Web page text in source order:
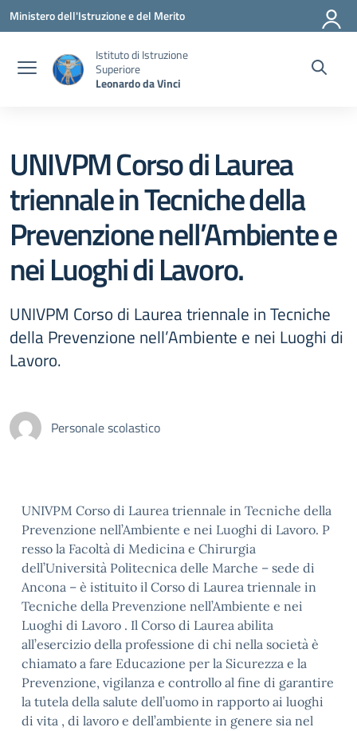
Vai ai contenuti
Vai al menu di navigazione
Vai al footer
Ministero dell'Istruzione e del Merito
Istituto di Istruzione
Superiore
Leonardo da Vinci
UNIVPM Corso di Laurea
triennale in Tecniche della
Prevenzione nell’Ambiente e
nei Luoghi di Lavoro.
UNIVPM Corso di Laurea triennale in Tecniche
della Prevenzione nell’Ambiente e nei Luoghi di
Lavoro.
Personale scolastico
UNIVPM Corso di Laurea triennale in Tecniche della
Prevenzione nell’Ambiente e nei Luoghi di Lavoro. P
resso la Facoltà di Medicina e Chirurgia
dell’Università Politecnica delle Marche – sede di
Ancona – è istituito il Corso di Laurea triennale in
Tecniche della Prevenzione nell’Ambiente e nei
Luoghi di Lavoro . Il Corso di Laurea abilita
all’esercizio della professione di chi nella società è
chiamato a fare Educazione per la Sicurezza e la
Prevenzione, vigilanza e controllo al fine di garantire
la tutela della salute dell’uomo in rapporto ai luoghi
di vita , di lavoro e dell’ambiente in genere sia nel